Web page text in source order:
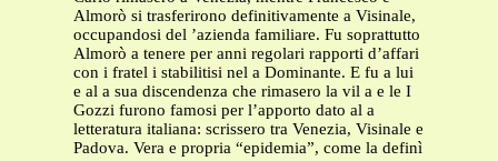
Almorò si trasferirono definitivamente a Visinale,
occupandosi del ’azienda familiare. Fu soprattutto
Almorò a tenere per anni regolari rapporti d’affari
con i fratel i stabilitisi nel a Dominante. E fu a lui
e al a sua discendenza che rimasero la vil a e le I
Gozzi furono famosi per l’apporto dato al a
letteratura italiana: scrissero tra Venezia, Visinale e
Padova. Vera e propria “epidemia”, come la definì